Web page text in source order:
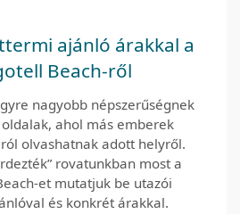
ajánló árakkal a
Beach-ről
nagyobb népszerűségnek
ahol más emberek
olvashatnak adott helyről.
rovatunkban most a
et mutatjuk be utazói
és konkrét árakkal.